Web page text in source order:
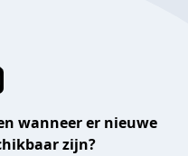
wanneer er nieuwe
zijn?